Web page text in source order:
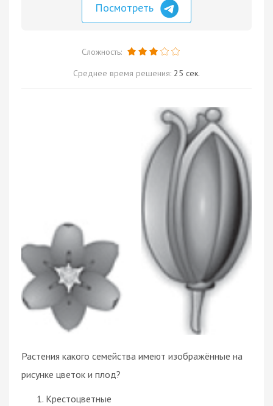
Посмотреть
Сложность:
Среднее время решения: 25 сек.
Растения какого семейства имеют изображённые на
рисунке цветок и плод?
Крестоцветные